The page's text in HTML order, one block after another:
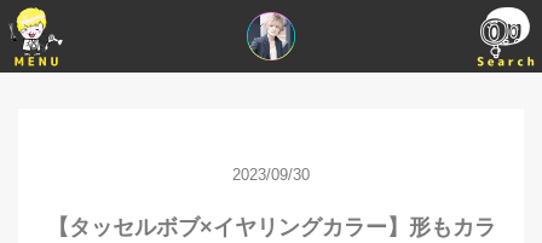
2023/09/30
【タッセルボブ×イヤリングカラー】形もカラ